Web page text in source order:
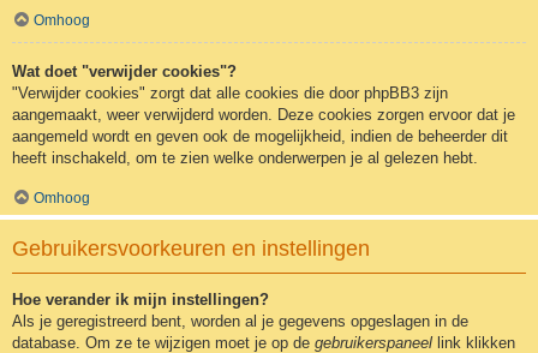
Omhoog
Wat doet "verwijder cookies"?
"Verwijder cookies" zorgt dat alle cookies die door phpBB3 zijn
aangemaakt, weer verwijderd worden. Deze cookies zorgen ervoor dat je
aangemeld wordt en geven ook de mogelijkheid, indien de beheerder dit
heeft inschakeld, om te zien welke onderwerpen je al gelezen hebt.
Omhoog
Gebruikersvoorkeuren en instellingen
Hoe verander ik mijn instellingen?
Als je geregistreerd bent, worden al je gegevens opgeslagen in de
database. Om ze te wijzigen moet je op de gebruikerspaneel link klikken